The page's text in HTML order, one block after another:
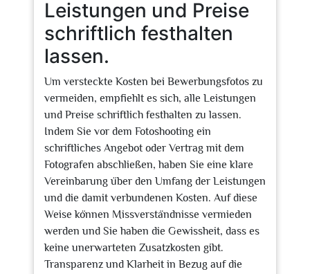
Leistungen und Preise
schriftlich festhalten
lassen.
Um versteckte Kosten bei Bewerbungsfotos zu
vermeiden, empfiehlt es sich, alle Leistungen
und Preise schriftlich festhalten zu lassen.
Indem Sie vor dem Fotoshooting ein
schriftliches Angebot oder Vertrag mit dem
Fotografen abschließen, haben Sie eine klare
Vereinbarung über den Umfang der Leistungen
und die damit verbundenen Kosten. Auf diese
Weise können Missverständnisse vermieden
werden und Sie haben die Gewissheit, dass es
keine unerwarteten Zusatzkosten gibt.
Transparenz und Klarheit in Bezug auf die